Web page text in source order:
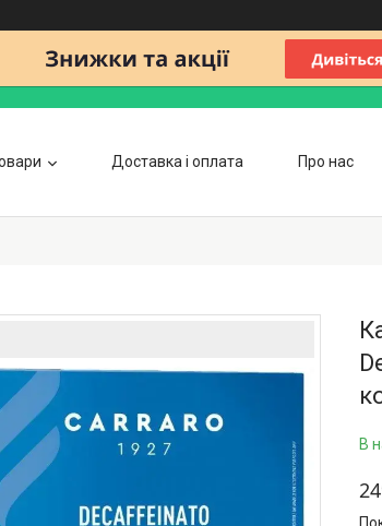
Доставка і оплата Про нас
В